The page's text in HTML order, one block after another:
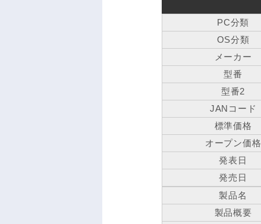
PC分類
OS分類
メーカー
型番
型番2
JANコード
標準価格
オープン価格
発表日
発売日
製品名
製品概要